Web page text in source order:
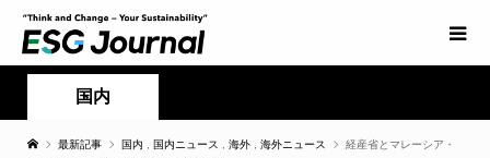
国内
最新記事 国内 国内ニュース 海外 海外ニュース
経産省とマレーシア・